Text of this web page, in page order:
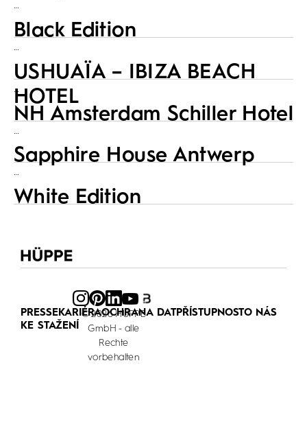
Black Edition
…
USHUAÏA – IBIZA BEACH
HOTEL
…
NH Amsterdam Schiller Hotel
…
Sapphire House Antwerp
…
White Edition
…
PRESSEKARIÉRAOCHRANA DATPŘÍSTUPNOSTO NÁS
KE STAŽENÍ
© 2026 HÜPPE
GmbH - alle
Rechte
vorbehalten